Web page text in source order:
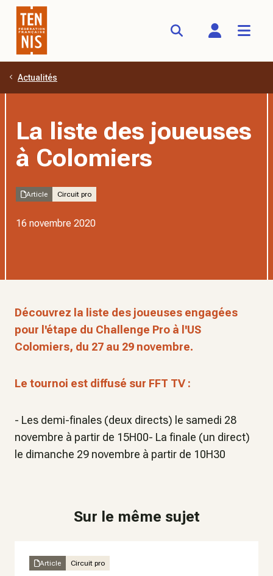
Aller au contenu principal
Actualités
La liste des joueuses
à Colomiers
Article Circuit pro
16 novembre 2020
Découvrez la liste des joueuses engagées
pour l'étape du Challenge Pro à l'US
Colomiers, du 27 au 29 novembre.
Le tournoi est diffusé sur FFT TV :
- Les demi-finales (deux directs) le samedi 28
novembre à partir de 15H00- La finale (un direct)
le dimanche 29 novembre à partir de 10H30
Sur le même sujet
Article Circuit pro